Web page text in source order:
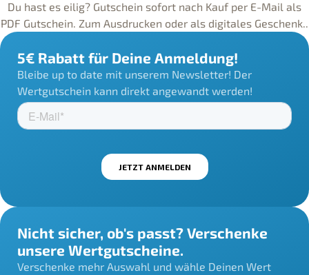
Du hast es eilig? Gutschein sofort nach Kauf per E-Mail als
PDF Gutschein. Zum Ausdrucken oder als digitales Geschenk..
5€ Rabatt für Deine Anmeldung!
Bleibe up to date mit unserem Newsletter! Der
Wertgutschein kann direkt angewandt werden!
Nicht sicher, ob's passt? Verschenke
unsere Wertgutscheine.
Verschenke mehr Auswahl und wähle Deinen Wert